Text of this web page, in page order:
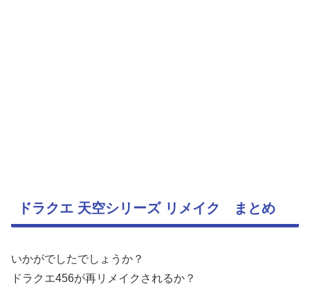
ドラクエ 天空シリーズ リメイク まとめ
いかがでしたでしょうか？
ドラクエ456が再リメイクされるか？